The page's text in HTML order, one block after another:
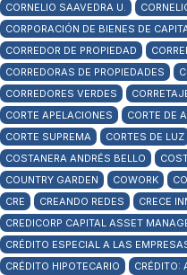
CORNELIO SAAVEDRA U.
CORPORACIÓN DE BIENES DE
CORREDOR DE PROPIEDAD
CORREDORAS DE PROPIEDADES
CORREDORES VERDES
CORTE APELACIONES
CORTE DE
CORTE SUPREMA
CORTES DE LUZ
COSTANERA ANDRÉS BELLO
COUNTRY GARDEN
COWORK
CRE
CREANDO REDES CRECE
CREDICORP CAPITAL ASSET
CRÉDITO ESPECIAL A LAS
CRÉDITO HIPOTECARIO
CRÉDITO: